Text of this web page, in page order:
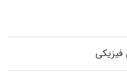
فیزیکی